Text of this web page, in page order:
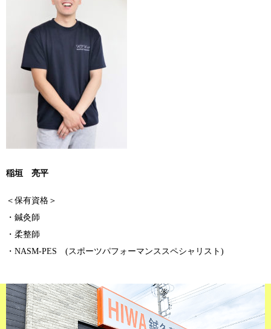
稲垣 亮平
＜保有資格＞
・鍼灸師
・柔整師
・NASM-PES (スポーツパフォーマンススペシャリスト)